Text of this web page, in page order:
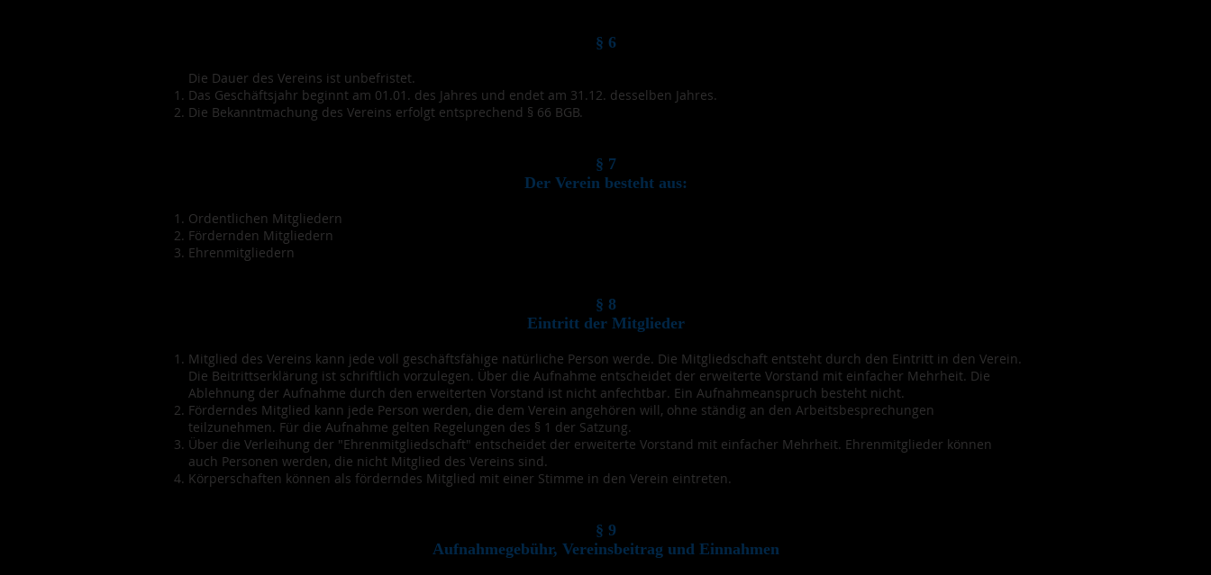
§ 6
Die Dauer des Vereins ist unbefristet.
Das Geschäftsjahr beginnt am 01.01. des Jahres und endet am 31.12. desselben Jahres.
Die Bekanntmachung des Vereins erfolgt entsprechend § 66 BGB.
§ 7
Der Verein besteht aus:
Ordentlichen Mitgliedern
Fördernden Mitgliedern
Ehrenmitgliedern
§ 8
Eintritt der Mitglieder
Mitglied des Vereins kann jede voll geschäftsfähige natürliche Person werde. Die Mitgliedschaft entsteht durch den Eintritt in den Verein.
Die Beitrittserklärung ist schriftlich vorzulegen. Über die Aufnahme entscheidet der erweiterte Vorstand mit einfacher Mehrheit. Die
Ablehnung der Aufnahme durch den erweiterten Vorstand ist nicht anfechtbar. Ein Aufnahmeanspruch besteht nicht.
Förderndes Mitglied kann jede Person werden, die dem Verein angehören will, ohne ständig an den Arbeitsbesprechungen
teilzunehmen. Für die Aufnahme gelten Regelungen des § 1 der Satzung.
Über die Verleihung der "Ehrenmitgliedschaft" entscheidet der erweiterte Vorstand mit einfacher Mehrheit. Ehrenmitglieder können
auch Personen werden, die nicht Mitglied des Vereins sind.
Körperschaften können als förderndes Mitglied mit einer Stimme in den Verein eintreten.
§ 9
Aufnahmegebühr, Vereinsbeitrag und Einnahmen